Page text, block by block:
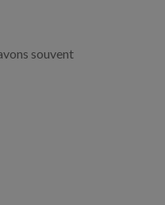
souvent